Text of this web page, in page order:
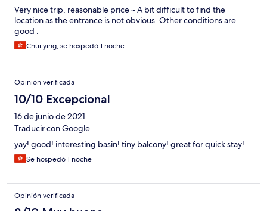
Very nice trip, reasonable price ~ A bit difficult to find the
location as the entrance is not obvious. Other conditions are
good .
Chui ying, se hospedó 1 noche
Opinión verificada
10/10 Excepcional
16 de junio de 2021
Traducir con Google
yay! good! interesting basin! tiny balcony! great for quick stay!
Se hospedó 1 noche
Opinión verificada